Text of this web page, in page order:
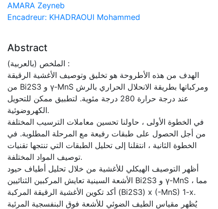
AMARA Zeyneb
Encadreur: KHADRAOUI Mohammed
Abstract
الملخص (بالعربية) :
الهدف من هذه الأطروحة هو تخليق وتوصيف الأغشية الرقيقة
من Bi2S3 و γ-MnS ومركباتها بطريقة الانحلال الحراري بالرش
عند درجة حرارة 280 درجة مئوية. لتطبيق ممكن للتحويل
الكهروضوئية.
في الخطوة الأولى ، حاولنا تحسين معاملات الترسيب المختلفة
من أجل الحصول على طبقات رفيعة مع المرحلة المطلوبة. في
الخطوة الثانية ، انتقلنا إلى تحليل الطبقات التي تنتجها تقنيات
توصيف المواد المختلفة.
أظهر التوصيف الهيكلي للأغشية من خلال تحليل أطياف حيود
الأشعة السينية تعايش المركبين الثنائيين Bi2S3 و γ-MnS ، مما
أكد تكوين الأغشية الرقيقة المركبة (Bi2S3) x (-MnS) 1-x.
يُظهر مقياس الطيف الضوئي للأشعة فوق البنفسجية المرئية